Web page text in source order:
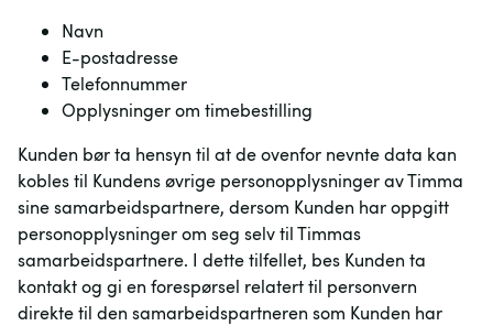
Navn
E-postadresse
Telefonnummer
Opplysninger om timebestilling
Kunden bør ta hensyn til at de ovenfor nevnte data kan
kobles til Kundens øvrige personopplysninger av Timma
sine samarbeidspartnere, dersom Kunden har oppgitt
personopplysninger om seg selv til Timmas
samarbeidspartnere. I dette tilfellet, bes Kunden ta
kontakt og gi en forespørsel relatert til personvern
direkte til den samarbeidspartneren som Kunden har